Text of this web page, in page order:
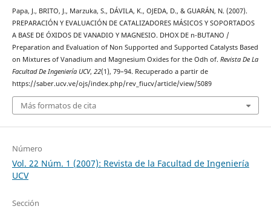
Papa, J., BRITO, J., Marzuka, S., DÁVILA, K., OJEDA, D., & GUARÁN, N. (2007).
PREPARACIÓN Y EVALUACIÓN DE CATALIZADORES MÁSICOS Y SOPORTADOS
A BASE DE ÓXIDOS DE VANADIO Y MAGNESIO. DHOX DE n-BUTANO /
Preparation and Evaluation of Non Supported and Supported Catalysts Based
on Mixtures of Vanadium and Magnesium Oxides for the Odh of. Revista De La
Facultad De Ingeniería UCV, 22(1), 79–94. Recuperado a partir de
https://saber.ucv.ve/ojs/index.php/rev_fiucv/article/view/5089
Más formatos de cita
Número
Vol. 22 Núm. 1 (2007): Revista de la Facultad de Ingeniería
UCV
Sección